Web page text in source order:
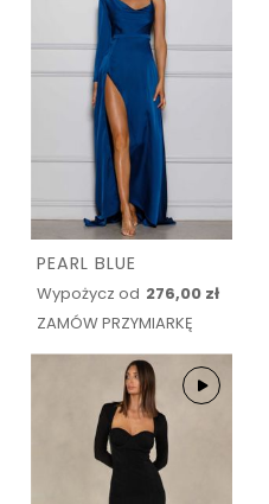
PEARL BLUE
Wypożycz od 276,00 zł
ZAMÓW PRZYMIARKĘ